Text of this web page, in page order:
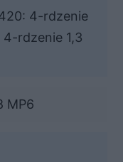
4-rdzenie
4-rdzenie 1,3
MP6